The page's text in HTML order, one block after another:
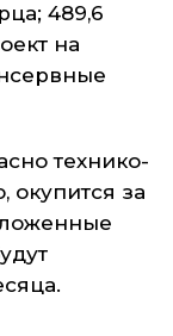
489,6
на
технико-
окупится за